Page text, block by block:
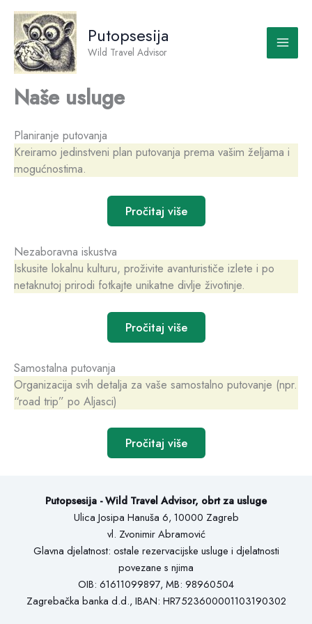
Skip
content
Putopsesija
Wild Travel Advisor
Naše usluge
Planiranje putovanja
Kreiramo jedinstveni plan putovanja prema vašim željama i
mogućnostima.
Pročitaj više
Nezaboravna iskustva
Iskusite lokalnu kulturu, proživite avanturističe izlete i po
netaknutoj prirodi fotkajte unikatne divlje životinje.
Pročitaj više
Samostalna putovanja
Organizacija svih detalja za vaše samostalno putovanje (npr.
“road trip” po Aljasci)
Pročitaj više
Putopsesija - Wild Travel Advisor, obrt za usluge
Ulica Josipa Hanuša 6, 10000 Zagreb
vl. Zvonimir Abramović
Glavna djelatnost: ostale rezervacijske usluge i djelatnosti
povezane s njima
OIB: 61611099897, MB: 98960504
Zagrebačka banka d.d., IBAN: HR7523600001103190302